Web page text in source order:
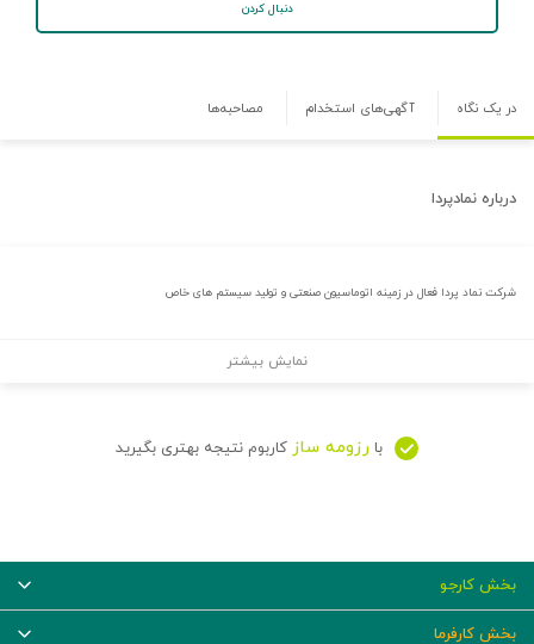
دنبال کردن
در یک نگاه آگهی‌های استخدام مصاحبه‌ها
درباره نمادپردا
شرکت نماد پردا فعال در زمینه اتوماسیون صنعتی و تولید سیستم های خاص
نمایش بیشتر
با رزومه ساز کاربوم نتیجه بهتری بگیرید
بخش کارجو
بخش کارفرما